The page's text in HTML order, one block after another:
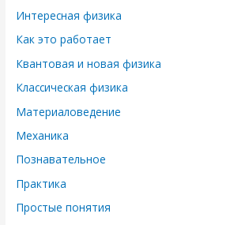
Интересная физика
Как это работает
Квантовая и новая физика
Классическая физика
Материаловедение
Механика
Познавательное
Практика
Простые понятия